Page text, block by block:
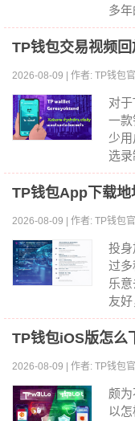
多
TP钱包交易视频
2026-08-09 | 作者: TP钱包官
对
一
少
选
TP钱包App下载地
2026-08-09 | 作者: TP钱包官
投身
过多
乐
友
TP钱包iOS版怎么
2026-08-09 | 作者: TP钱包官
颇
以